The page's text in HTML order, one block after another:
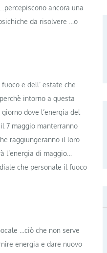
ancora una
da risolvere …o
e dell’ estate che
intorno a questa
dove l’energia del
7 maggio manterranno
raggiungeranno il loro
l’energia di maggio…
che personale il fuoco
…ciò che non serve
energia e dare nuovo